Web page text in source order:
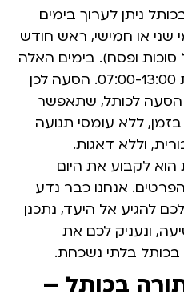
ניתן לערוך בימים
שני או חמישי, ראש חודש
סוכות ופסח). בימים האלה
ניתן לחגוג בכותל בין השעות 07:00-13:00. הסעה לכן
לכותל, שתאפשר
ללא עומסי תנועה
וללא דאגות.
לקבוע את היום
אנחנו כבר נדע
להגיע אל היעד, נתכנן
ונעניק לכם את
בכותל בלתי נשכחת.
בכותל –